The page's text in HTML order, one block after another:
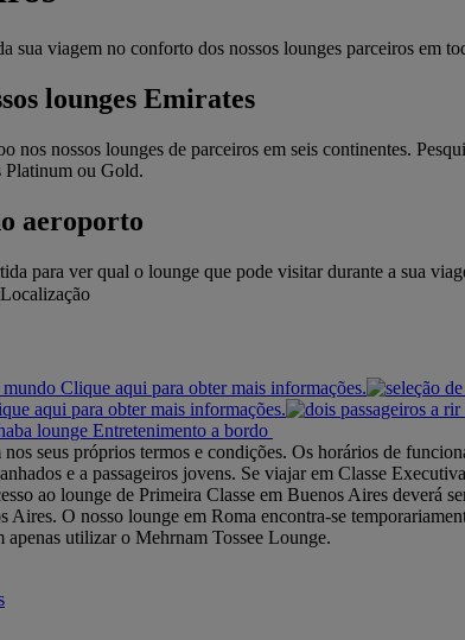
sua viagem no conforto dos nossos lounges parceiros em
lounges Emirates
nos nossos lounges de parceiros em seis continentes.
Platinum ou Gold.
aeroporto
para ver qual o lounge que pode visitar durante a sua
Localização
Clique aqui para obter mais informações.
aqui para obter mais informações.
lounge Entretenimento a bordo
seus próprios termos e condições. Os horários de
e a passageiros jovens. Se viajar em Classe
ao lounge de Primeira Classe em Buenos Aires deverá
O nosso lounge em Roma encontra-se
utilizar o Mehrnam Tossee Lounge.